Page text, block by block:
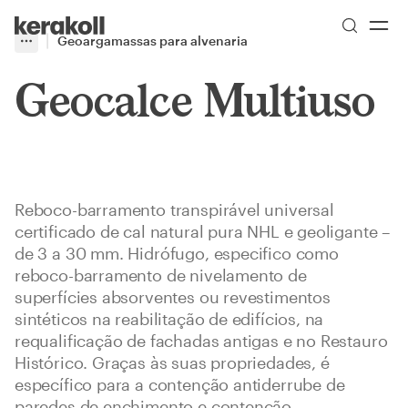
Go to Homepage
More
Toggle menu
Geoargamassas para alvenaria
Geocalce Multiuso
Reboco-barramento transpirável universal
certificado de cal natural pura NHL e geoligante –
de 3 a 30 mm. Hidrófugo, especifico como
reboco-barramento de nivelamento de
superfícies absorventes ou revestimentos
sintéticos na reabilitação de edifícios, na
requalificação de fachadas antigas e no Restauro
Histórico. Graças às suas propriedades, é
específico para a contenção antiderrube de